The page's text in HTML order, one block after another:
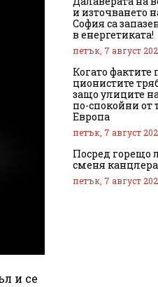
и се
и източването
София са
в енергетиката!
петък, 7 август
Когато фактите
ционистите
защо улиците
по-спокойни от
Европа
петък, 7 август
Посред горещо
сменя
петък, 7 август